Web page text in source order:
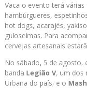
Vaca o evento terá
hambúrgueres,
hot dogs, acarajés,
guloseimas. Para
cervejas artesanais
No sábado, 5 de agosto,
banda Legião V, um dos
Urbana do país, e o